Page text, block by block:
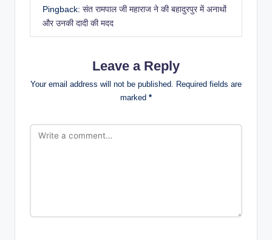
Pingback: संत रामपाल जी महाराज ने की बहादुरपुर में अनाथों
और उनकी दादी की मदद
Leave a Reply
Your email address will not be published. Required fields are
marked *